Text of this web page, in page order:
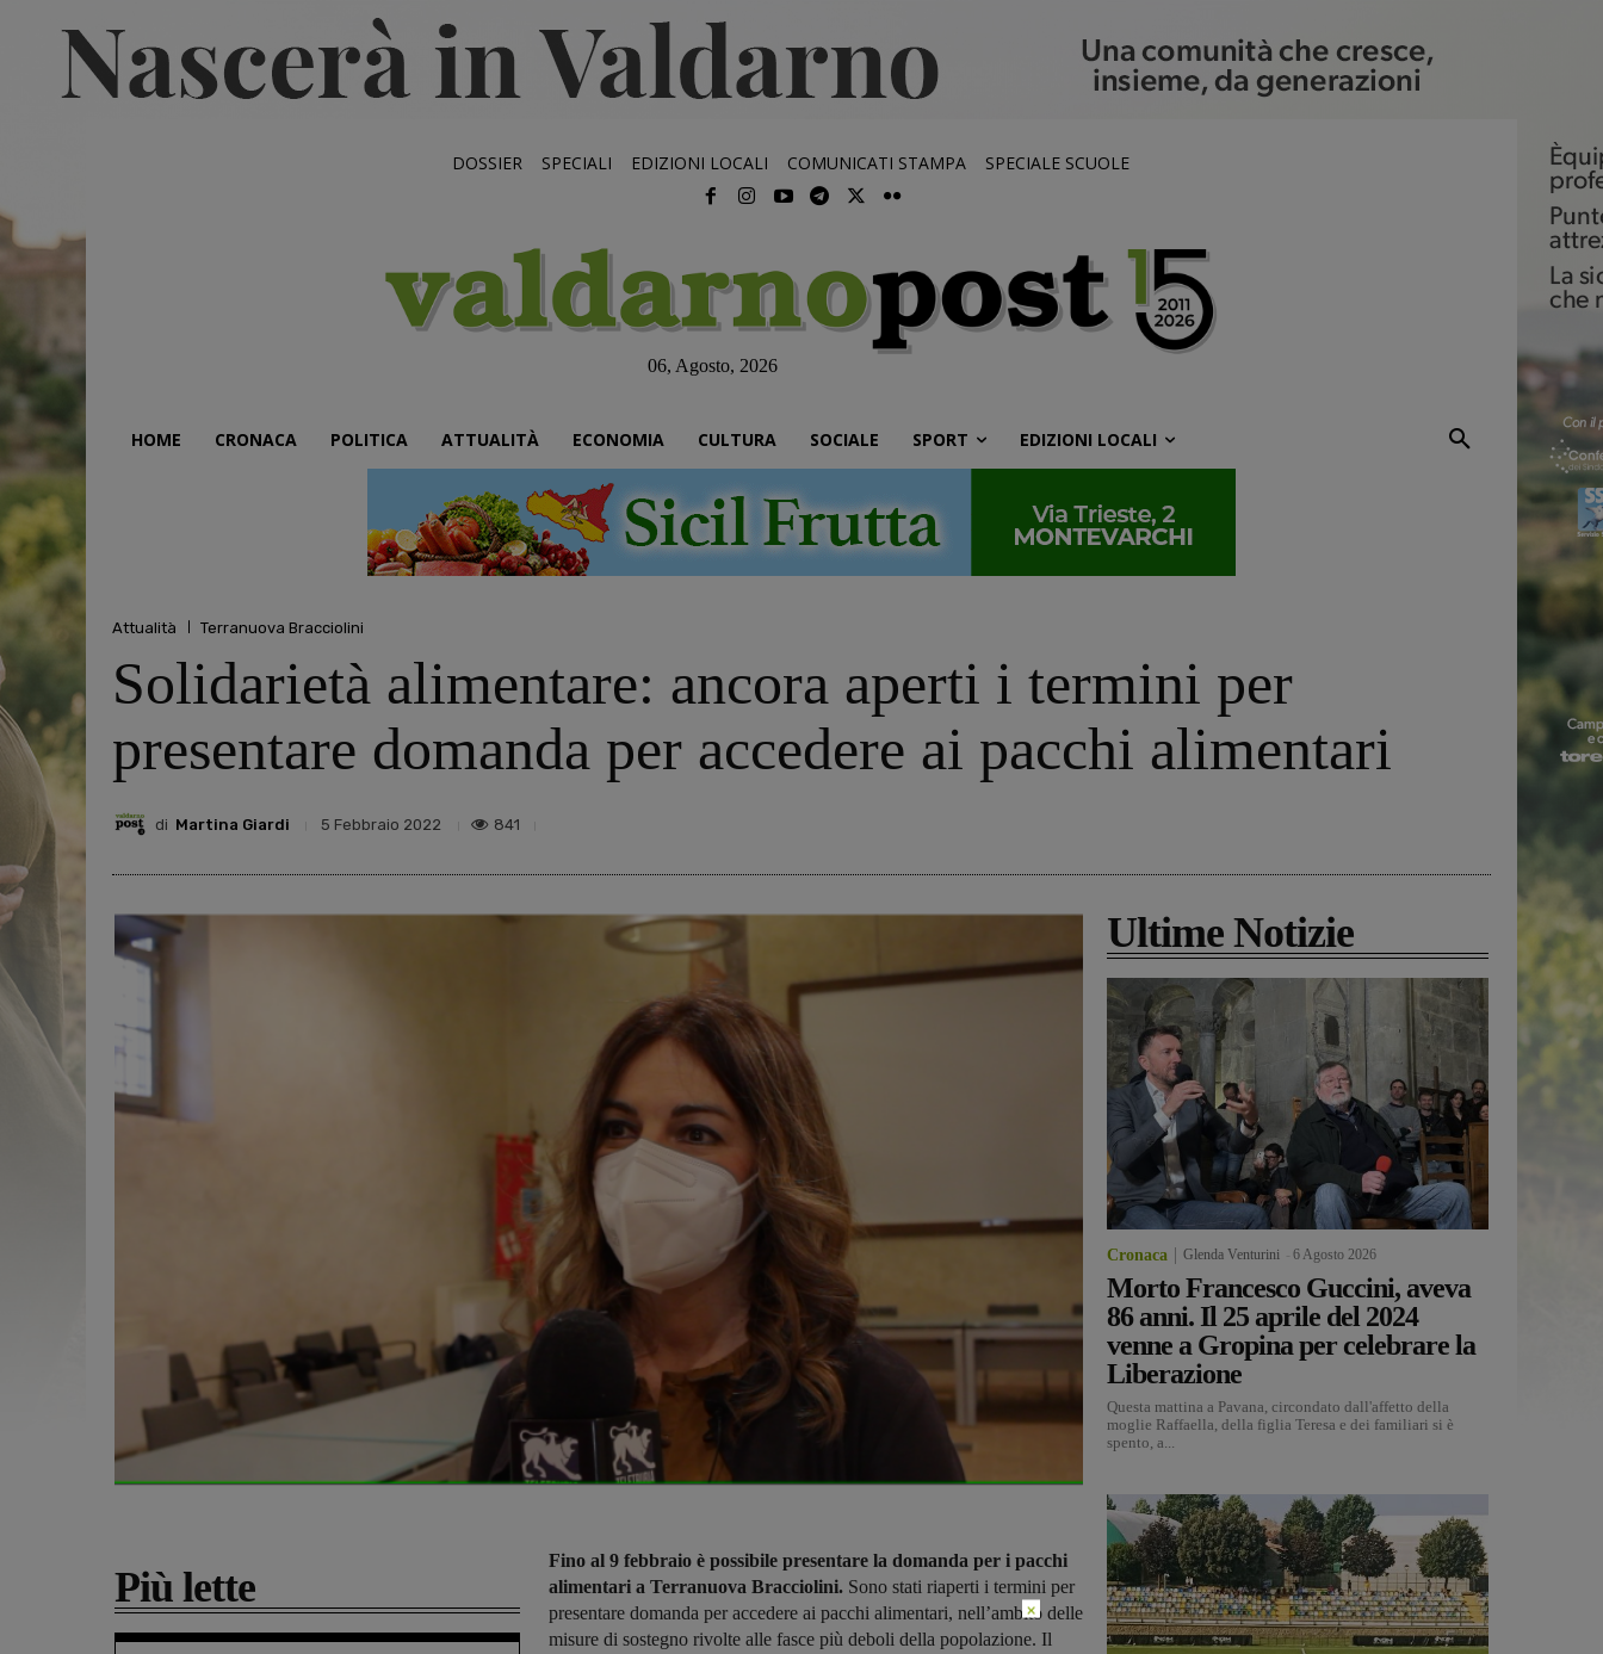
DOSSIER SPECIALI EDIZIONI LOCALI COMUNICATI STAMPA SPECIALE SCUOLE
06, Agosto, 2026
HOME CRONACA POLITICA ATTUALITÀ ECONOMIA CULTURA SOCIALE SPORT EDIZIONI LOCALI
Attualità Terranuova Bracciolini
Solidarietà alimentare: ancora aperti i termini per
presentare domanda per accedere ai pacchi alimentari
di Martina Giardi 5 Febbraio 2022 841
Più lette
Fino al 9 febbraio è possibile presentare la domanda per i pacchi
alimentari a Terranuova Bracciolini. Sono stati riaperti i termini per
presentare domanda per accedere ai pacchi alimentari, nell’ambito delle
misure di sostegno rivolte alle fasce più deboli della popolazione. Il
Ultime Notizie
Cronaca Glenda Venturini 6 Agosto 2026
Morto Francesco Guccini, aveva
86 anni. Il 25 aprile del 2024
venne a Gropina per celebrare la
Liberazione
Questa mattina a Pavana, circondato dall'affetto della
moglie Raffaella, della figlia Teresa e dei familiari si è
spento, a...
×